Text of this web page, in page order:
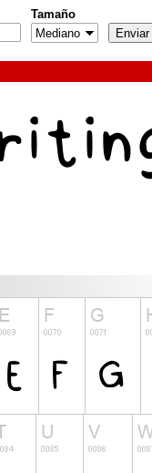
Tamaño